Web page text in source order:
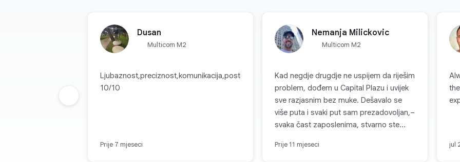
Dusan
Multicom M2
Ljubaznost,preciznost,komunikacija,postovanje
10/10
Prije 7 mjeseci
Nemanja Milickovic
Multicom M2
Kad negdje drugdje ne uspijem da riješim
problem, dođem u Capital Plazu i uvijek
sve razjasnim bez muke. Dešavalo se
više puta i svaki put sam prezadovoljan,–
svaka čast zaposlenima, stvarno ste
Prije 11 mjeseci jul